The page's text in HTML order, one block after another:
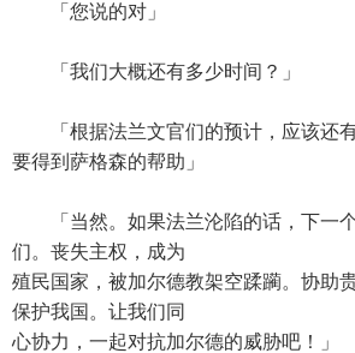
「您说的对」
「我们大概还有多少时间？」
「根据法兰文官们的预计，应该还
要得到萨格森的帮助」
「当然。如果法兰沦陷的话，下一
们。丧失主权，成为
殖民国家，被加尔德教架空蹂躏。协助
保护我国。让我们同
心协力，一起对抗加尔德的威胁吧！」